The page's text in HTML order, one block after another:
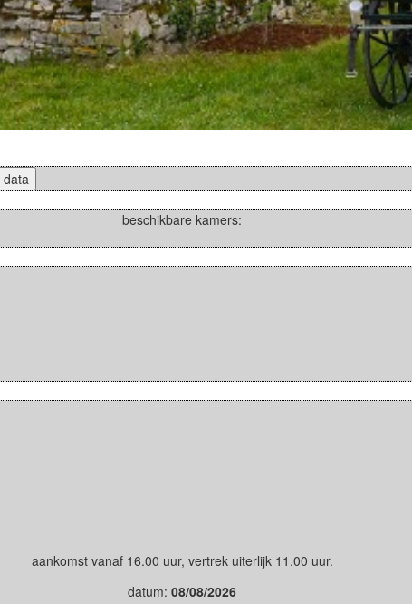
data
beschikbare kamers:
aankomst vanaf 16.00 uur, vertrek uiterlijk 11.00 uur.
datum: 08/08/2026